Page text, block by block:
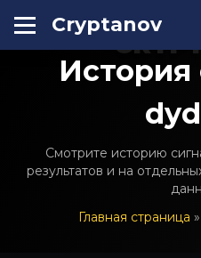
Cryptanov
История
Смотрите историю
результатов и на
Главная страница »